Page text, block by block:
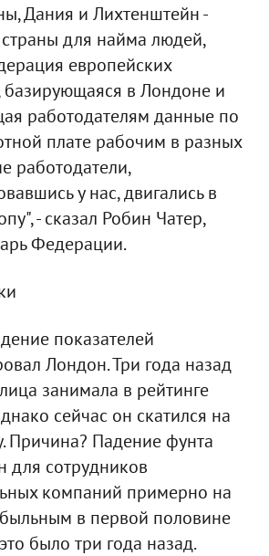
Дания и Лихтенштейн -
для найма людей,
европейских
базирующаяся в Лондоне и
работодателям данные по
плате рабочим в разных
работодатели,
у нас, двигались в
- сказал Робин Чатер,
Федерации.
показателей
Лондон. Три года назад
занимала в рейтинге
сейчас он скатился на
Причина? Падение фунта
для сотрудников
компаний примерно на
в первой половине
было три года назад.